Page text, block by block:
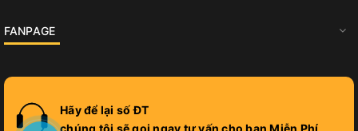
FANPAGE
Hãy để lại số ĐT
chúng tôi sẽ gọi ngay tư vấn cho bạn Miễn Phí